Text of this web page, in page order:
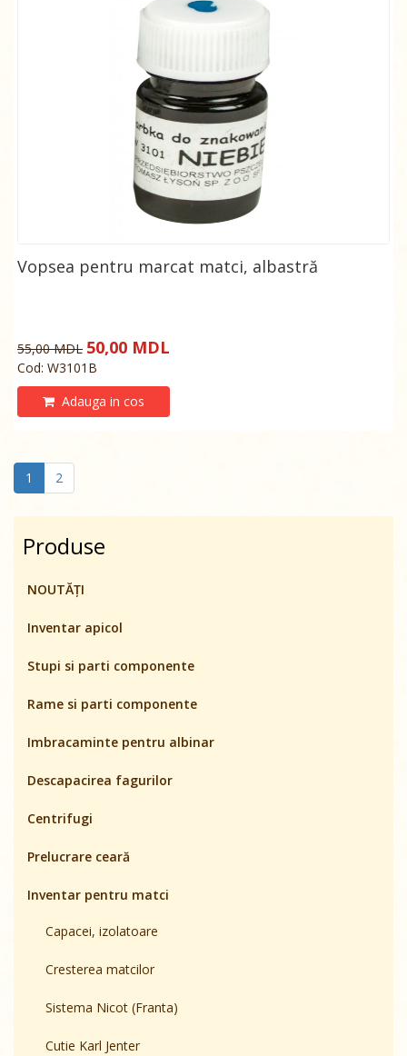
Vopsea pentru marcat matci, albastră
55,00 MDL 50,00 MDL
Cod: W3101B
Adauga in cos
1 (current)
2
Produse
NOUTĂȚI
Inventar apicol
Stupi si parti componente
Rame si parti componente
Imbracaminte pentru albinar
Descapacirea fagurilor
Centrifugi
Prelucrare ceară
Inventar pentru matci
Capacei, izolatoare
Cresterea matcilor
Sistema Nicot (Franta)
Сutie Karl Jenter